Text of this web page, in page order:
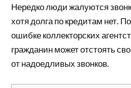
Нередко люди жалуются
хотя долга по кредитам нет.
ошибке коллекторских
гражданин может отстоять
от надоедливых звонков.